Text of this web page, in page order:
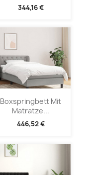
344,16 €
Boxspringbett Mit
Matratze...
446,52 €